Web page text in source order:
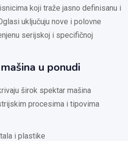
koji traže jasno definisanu i
uključuju nove i polovne
serijskoj i specifičnoj
u ponudi
širok spektar mašina
procesima i tipovima
i plastike